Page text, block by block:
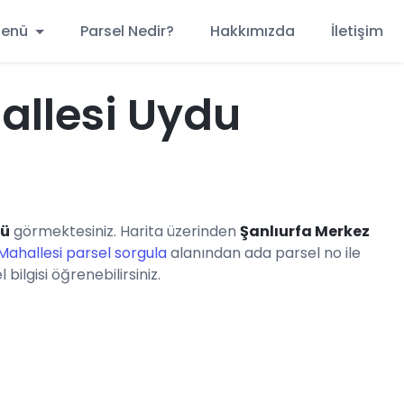
Parsel Nedir? Hakkımızda İletişim
Uydu
görmektesiniz. Harita üzerinden Şanlıurfa Merkez
parsel sorgulaalanından ada parsel no ile
öğrenebilirsiniz.